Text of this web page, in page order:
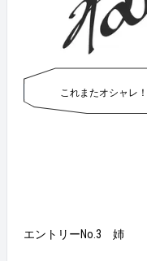
これまたオシャレ
エントリーNo.3 姉